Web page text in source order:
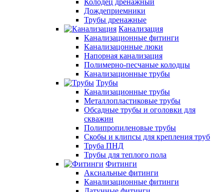
Колодец дренажный
Дождеприемники
Трубы дренажные
Канализация
Канализационные фитинги
Канализацонные люки
Напорная канализация
Полимерно-песчаные колодцы
Канализационные трубы
Трубы
Канализационные трубы
Металлопластиковые трубы
Обсадные трубы и оголовки для
скважин
Полипропиленовые трубы
Скобы и клипсы для крепления труб
Труба ПНД
Трубы для теплого пола
Фитинги
Аксиальные фитинги
Канализационные фитинги